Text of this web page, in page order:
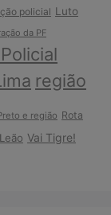
policial Luto
da PF
região
e região Rota
Vai Tigre!